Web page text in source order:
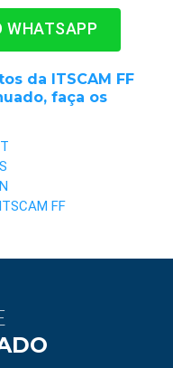
WHATSAPP
da ITSCAM FF
faça os
FF